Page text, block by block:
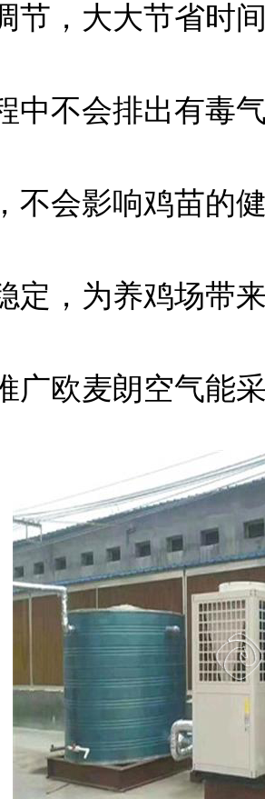
节，大大节省时
中不会排出有毒
不会影响鸡苗的
定，为养鸡场带
广欧麦朗空气能